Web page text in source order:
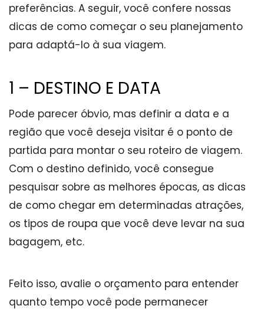
preferências. A seguir, você confere nossas
dicas de como começar o seu planejamento
para adaptá-lo à sua viagem.
1 – DESTINO E DATA
Pode parecer óbvio, mas definir a data e a
região que você deseja visitar é o ponto de
partida para montar o seu roteiro de viagem.
Com o destino definido, você consegue
pesquisar sobre as melhores épocas, as dicas
de como chegar em determinadas atrações,
os tipos de roupa que você deve levar na sua
bagagem, etc.
Feito isso, avalie o orçamento para entender
quanto tempo você pode permanecer